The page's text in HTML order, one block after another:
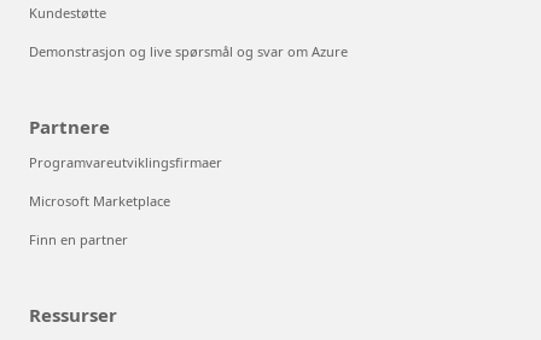
Kundestøtte
Demonstrasjon og live spørsmål og svar om Azure
Partnere
Programvareutviklingsfirmaer
Microsoft Marketplace
Finn en partner
Ressurser